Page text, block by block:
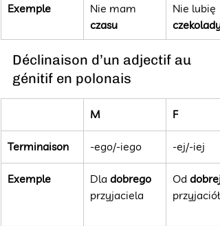
Exemple
Nie mam
czasu
Nie lubię
czekolady
Déclinaison d’un adjectif au
génitif en polonais
M F
Terminaison -ego/-iego -ej/-iej
Exemple Dla dobrego
przyjaciela
Od dobrej
przyjaciółki